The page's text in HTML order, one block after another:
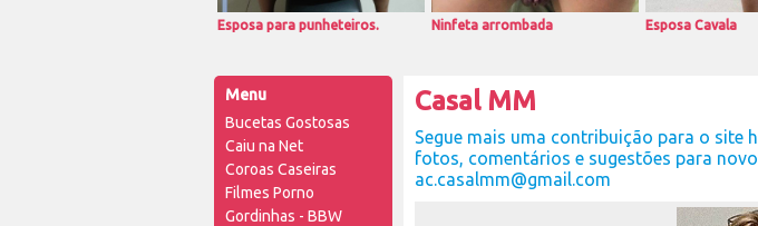
Esposa para punheteiros. Ninfeta arrombada Esposa Cavala
Menu
Bucetas Gostosas
Caiu na Net
Coroas Caseiras
Filmes Porno
Gordinhas - BBW
Casal MM
Segue mais uma contribuição para o site
fotos, comentários e sugestões para
ac.casalmm@gmail.com